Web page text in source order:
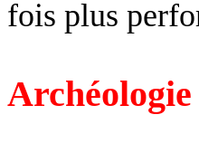
fois plus
Archéologie